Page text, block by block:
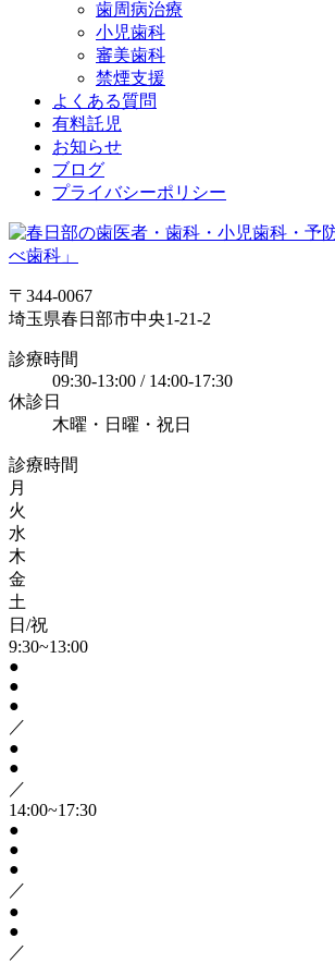
歯周病治療
小児歯科
審美歯科
禁煙支援
よくある質問
有料託児
お知らせ
ブログ
プライバシーポリシー
〒344-0067
埼玉県春日部市中央1-21-2
診療時間
09:30-13:00 / 14:00-17:30
休診日
木曜・日曜・祝日
診療時間
月
火
水
木
金
土
日/祝
9:30~13:00
●
●
●
／
●
●
／
14:00~17:30
●
●
●
／
●
●
／